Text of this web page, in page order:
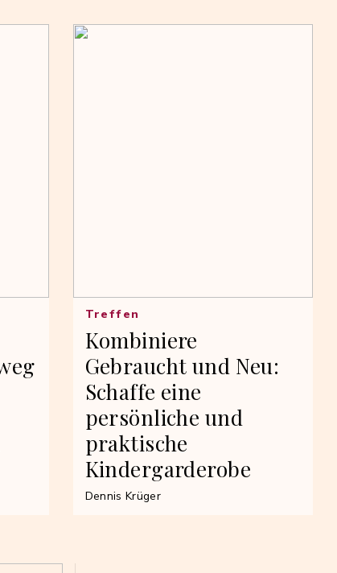
Kombiniere
Gebraucht und Neu:
Schaffe eine
persönliche und
praktische
Kindergarderobe
Treffen
Dennis Krüger